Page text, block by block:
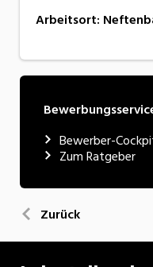
Arbeitsort:
Bewerber-
Zum Ratgeber
Zurück